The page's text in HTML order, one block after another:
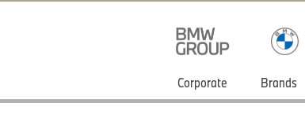
Corporate Brands